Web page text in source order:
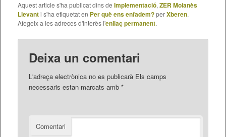
Aquest article s'ha publicat dins de Implementació, ZER Moianès
Llevanti s'ha etiquetat en Per què ens enfadem?perXberen.
Afegeix a les adreces d'interès l'enllaç permanent.
Deixa un comentari
L'adreça electrònica no es publicarà Els camps
necessaris estan marcats amb*
Comentari